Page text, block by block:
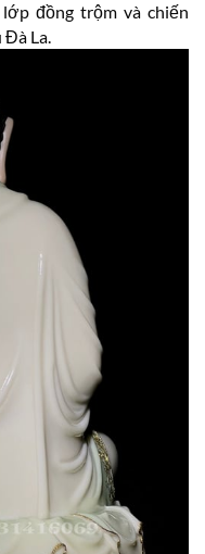
đồng trộm và chiến
Đà La.